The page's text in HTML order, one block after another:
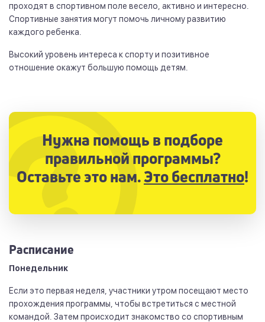
проходят в спортивном поле весело, активно и интересно.
Спортивные занятия могут помочь личному развитию
каждого ребенка.
Высокий уровень интереса к спорту и позитивное
отношение окажут большую помощь детям.
Нужна помощь в подборе
правильной программы?
Оставьте это нам.Это бесплатно!
Расписание
Понедельник
Если это первая неделя, участники утром посещают место
прохождения программы, чтобы встретиться с местной
командой. Затем происходит знакомство со спортивным